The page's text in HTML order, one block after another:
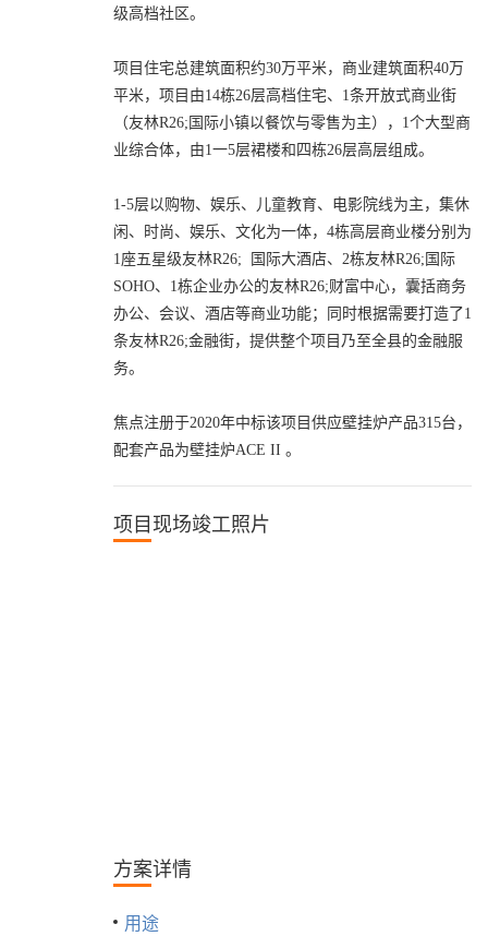
级高档社区。
项目住宅总建筑面积约30万平米，商业建筑面积40万
平米，项目由14栋26层高档住宅、1条开放式商业街
（友林R26;国际小镇以餐饮与零售为主），1个大型商
业综合体，由1一5层裙楼和四栋26层高层组成。
1-5层以购物、娱乐、儿童教育、电影院线为主，集休
闲、时尚、娱乐、文化为一体，4栋高层商业楼分别为
1座五星级友林R26; 国际大酒店、2栋友林R26;国际
SOHO、1栋企业办公的友林R26;财富中心，囊括商务
办公、会议、酒店等商业功能；同时根据需要打造了1
条友林R26;金融街，提供整个项目乃至全县的金融服
务。
焦点注册于2020年中标该项目供应壁挂炉产品315台，
配套产品为壁挂炉ACE II 。
项目现场竣工照片
方案详情
用途